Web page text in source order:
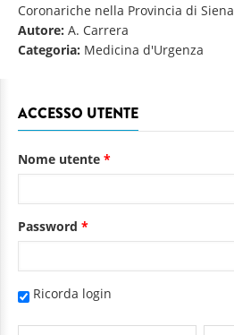
Coronariche nella Provincia di Siena
Autore: A. Carrera
Categoria: Medicina d'Urgenza
ACCESSO UTENTE
Nome utente *
Password *
Ricorda login